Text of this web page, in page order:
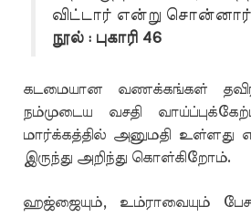
விட்டார் என்று
நூல் : புகாரி 46
கடமையான வணக்கங்கள் தவிர
நம்முடைய வசதி
மார்க்கத்தில் அனுமதி உள்ளது
இருந்து அறிந்து கொள்கிறோம்.
ஹஜ்ஜையும், உம்ராவையும்